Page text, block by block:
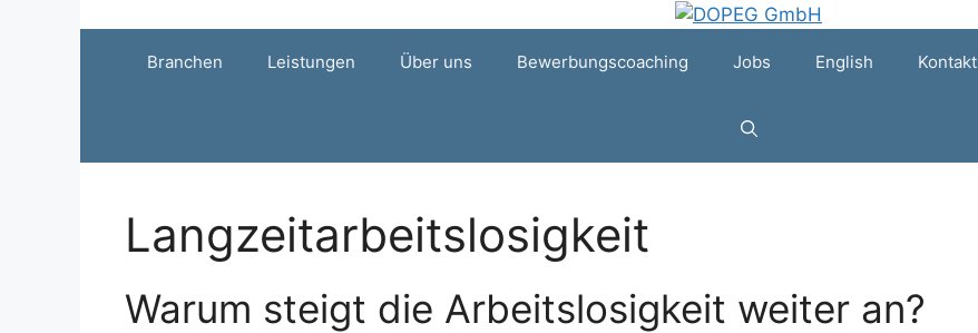
Branchen Leistungen Über uns Bewerbungscoaching Jobs English Kontakt
Langzeitarbeitslosigkeit
Warum steigt die Arbeitslosigkeit weiter an?